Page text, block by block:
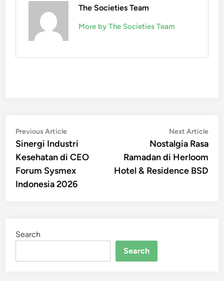
The Societies Team
More by The Societies Team
Post
navigation
Previous ArticlePrevious
article:
Sinergi Industri
Kesehatan di CEO
Forum Sysmex
Indonesia 2026
Next Article
Nostalgia Rasa
Ramadan di Herloom
Hotel & Residence BSD
Search
Search